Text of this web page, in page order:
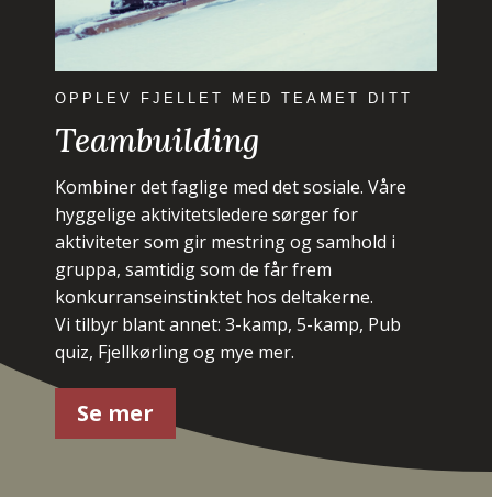
OPPLEV FJELLET MED TEAMET DITT
Teambuilding
Kombiner det faglige med det sosiale. Våre
hyggelige aktivitetsledere sørger for
aktiviteter som gir mestring og samhold i
gruppa, samtidig som de får frem
konkurranseinstinktet hos deltakerne.
Vi tilbyr blant annet: 3-kamp, 5-kamp, Pub
quiz, Fjellkørling og mye mer.
Se mer